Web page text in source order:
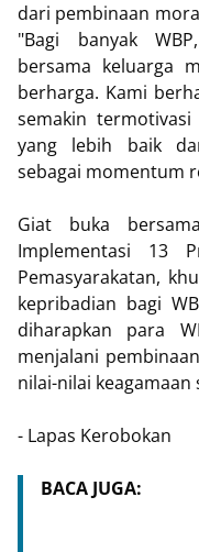
dari pembinaan
"Bagi banyak
bersama keluarga
berharga. Kami
semakin
yang lebih baik
sebagai momentum
Giat buka
Implementasi 13
Pemasyarakatan,
kepribadian bagi
diharapkan para
menjalani
nilai-nilai
- Lapas Kerobokan
BACA JUGA: